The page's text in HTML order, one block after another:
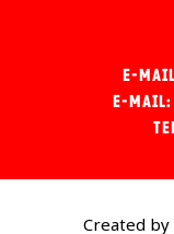
E-
E-MAIL:
Created by